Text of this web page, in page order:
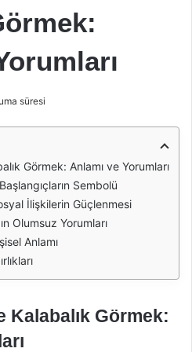
süresi
Görmek: Anlamı ve Yorumları
Sembolü
İlişkilerin Güçlenmesi
Olumsuz Yorumları
Anlamı
Kalabalık Görmek: